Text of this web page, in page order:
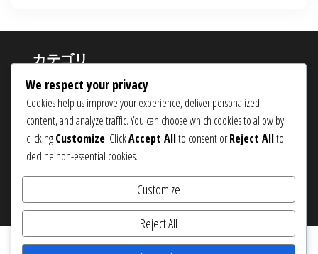
カテゴリ
イベントマイルストーン賞
ウェブストアの主張
月間ログインボーナス
Proudly powered byWordPress|Theme:Popularis eCommerce
We respect your privacy
Cookies help us improve your experience, deliver personalized
content, and analyze traffic. You can choose which cookies to allow by
clickingCustomize. ClickAccept Allto consent orReject Allto
decline non-essential cookies.
Customize
Reject All